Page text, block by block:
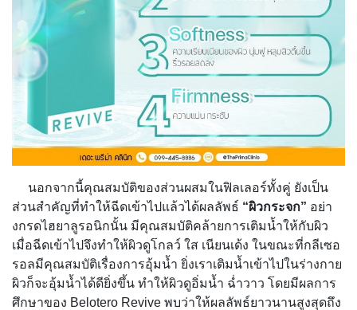
นอกจากนี้คุณสมบัติของส่วนผสมในฟิลเลอร์ทั้งคู่ ยังเป็น
ส่วนสำคัญที่ทำให้ฉีดเข้าไปแล้วได้ผลลัพธ์ “ผิวกระจก” อย่า
งกรดไฮยาลูรอนิกนั้น มีคุณสมบัติคล้ายการเติมน้ำให้กับผิว
เมื่อฉีดเข้าไปจึงทำให้ผิวดูโกลว์ ใส เนียนเด้ง ในขณะที่กลีเซอ
รอลมีคุณสมบัติเรื่องการอุ้มน้ำ ยิ่งเราเติมน้ำเข้าไปในร่างกาย
ผิวก็จะอุ้มน้ำได้ดียิ่งขึ้น ทำให้ผิวดูอิ่มน้ำ ฉ่ำวาว โดยมีผลการ
ศึกษาของ Belotero Revive พบว่าให้ผลลัพธ์ยาวนานสูงสุดถึง